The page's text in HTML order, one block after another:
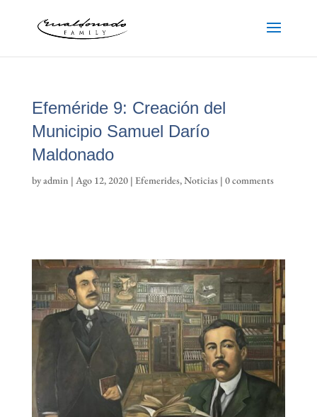
Efeméride 9: Creación del
Municipio Samuel Darío
Maldonado
byadmin | Ago 12, 2020| Efemerides,Noticias| 0 comments